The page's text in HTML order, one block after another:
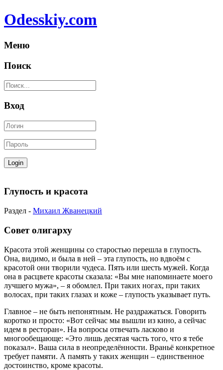
Odesskiy.com
Меню
Поиск
Вход
Глупость и красота
Раздел - Михаил Жванецкий
Совет олигарху
Красота этой женщины со старостью перешла в глупость.
Она, видимо, и была в ней – эта глупость, но вдвоём с
красотой они творили чудеса. Пять или шесть мужей. Когда
она в расцвете красоты сказала: «Вы мне напоминаете моего
лучшего мужа», – я обомлел. При таких ногах, при таких
волосах, при таких глазах и коже – глупость указывает путь.
Главное – не быть непонятным. Не раздражаться. Говорить
коротко и просто: «Вот сейчас мы вышли из кино, а сейчас
идем в ресторан». На вопросы отвечать ласково и
многообещающе: «Это лишь десятая часть того, что я тебе
показал». Ваша сила в неопределённости. Враньё конкретное
требует памяти. А память у таких женщин – единственное
достоинство, кроме красоты.